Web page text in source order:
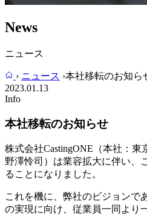
News
ニュース
› ニュース ›本社移転のお知ら
2023.01.13
Info
本社移転のお知らせ
株式会社CastingONE（本社：東
野澤怜司）は業容拡大に伴い、
ることになりました。
これを機に、弊社のビジョンで
の実現に向け、従業員一同より